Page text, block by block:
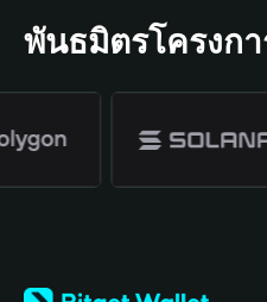
พันธมิตรโครงก